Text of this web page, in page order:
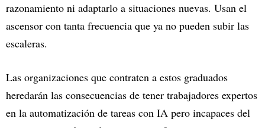
razonamiento ni adaptarlo a situaciones nuevas. Usan el
ascensor con tanta frecuencia que ya no pueden subir las
escaleras.
Las organizaciones que contraten a estos graduados
heredarán las consecuencias de tener trabajadores expertos
en la automatización de tareas con IA pero incapaces del